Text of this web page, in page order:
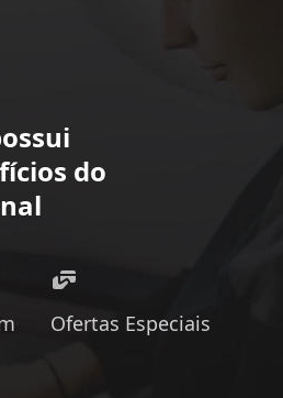
do
Ofertas Especiais